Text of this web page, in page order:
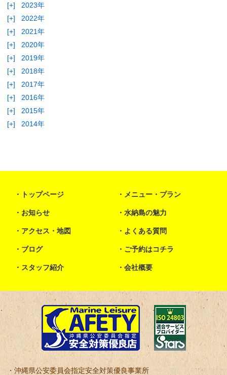
[+]
2023年
[+]
2022年
[+]
2021年
[+]
2020年
[+]
2019年
[+]
2018年
[+]
2017年
[+]
2016年
[+]
2015年
[+]
2014年
トップページ メニュー・プラン
お知らせ 水納島の魅力
アクセス・地図 よくある質問
ブログ ご予約はコチラ
スタッフ紹介 会社概要
沖縄県公安委員会指定安全対策優良事業所